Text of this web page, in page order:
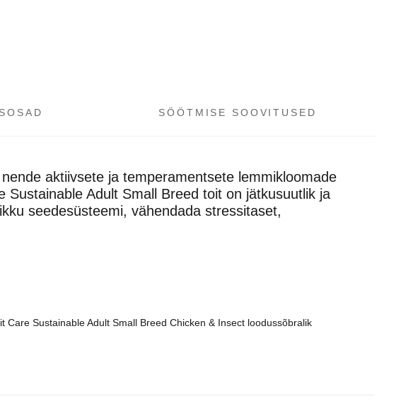
SÖÖTMISE SOOVITUSED
aktiivsete ja temperamentsete lemmikloomade
Adult Small Breed toit on jätkusuutlik ja
seedesüsteemi, vähendada stressitaset,
Sustainable Adult Small Breed Chicken & Insect loodussõbralik